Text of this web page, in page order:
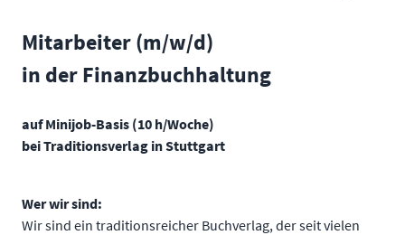
Mitarbeiter (m/w/d)
in der Finanzbuchhaltung
auf Minijob-Basis (10 h/Woche)
bei Traditionsverlag in Stuttgart
Wer wir sind:
Wir sind ein traditionsreicher Buchverlag, der seit vielen